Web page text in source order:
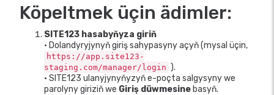
Köpeltmek üçin ädimler:
SITE123 hasabyňyza giriň
• Dolandyryjynyň giriş sahypasyny açyň (mysal üçin,
https://app.site123-
staging.com/manager/login ).
• SITE123 ulanyjynyňyzyň e-poçta salgysyny we
parolyny giriziň we Giriş düwmesine basyň.